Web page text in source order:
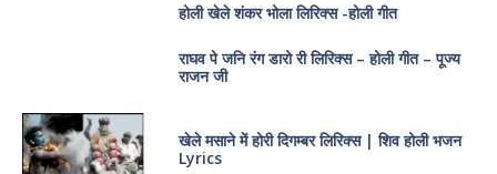
होली खेले शंकर भोला लिरिक्स -होली गीत
राघव पे जनि रंग डारो री लिरिक्स – होली गीत – पूज्य
राजन जी
खेले मसाने में होरी दिगम्बर लिरिक्स | शिव होली भजन
Lyrics